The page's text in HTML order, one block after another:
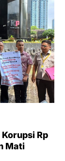
Rp
Mati